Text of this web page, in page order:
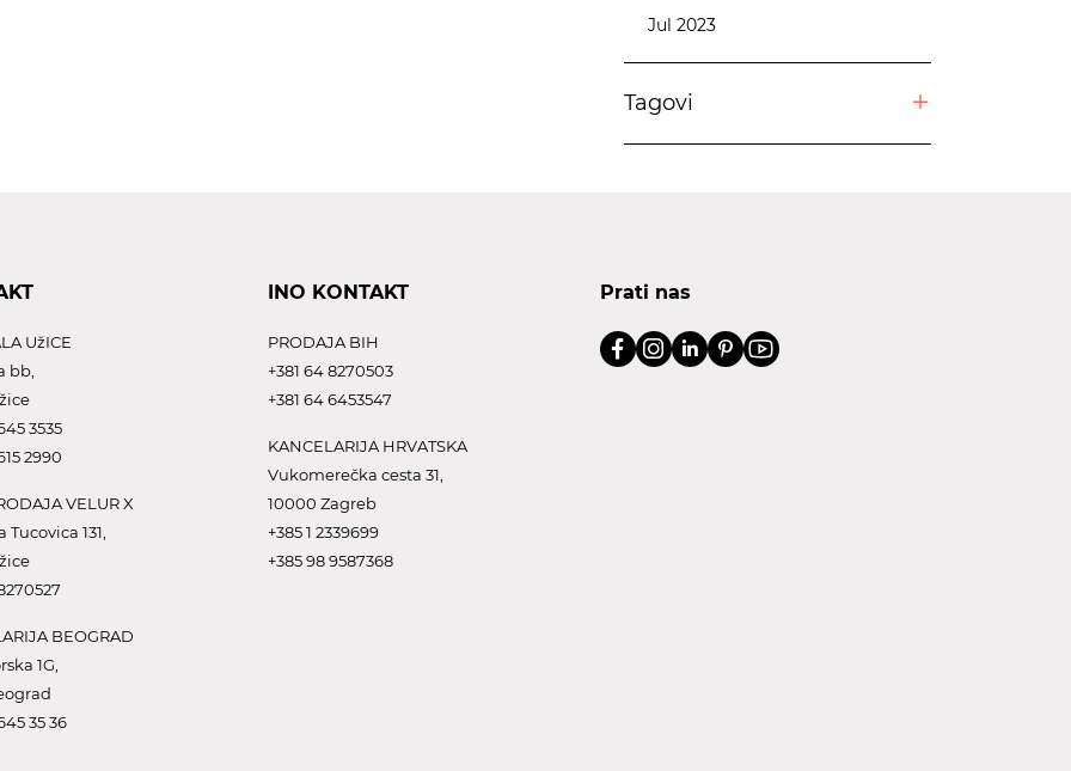
Jul 2023
Tagovi
UžICE
bb,
3535
2990
VELUR X
131,
BEOGRAD
1G,
35 36
INO KONTAKT
PRODAJA BIH
+381 64 8270503
+381 64 6453547
KANCELARIJA HRVATSKA
Vukomerečka cesta 31,
10000 Zagreb
+385 1 2339699
+385 98 9587368
Prati nas